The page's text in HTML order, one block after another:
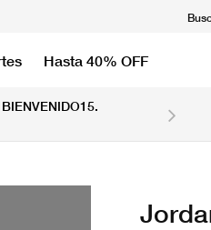
Hasta 40% OFF